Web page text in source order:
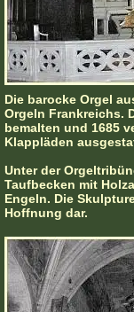
Die barocke Orgel
Orgeln Frankreichs.
bemalten und 1685
Klappläden
Unter der
Taufbecken mit
Engeln. Die
Hoffnung dar.